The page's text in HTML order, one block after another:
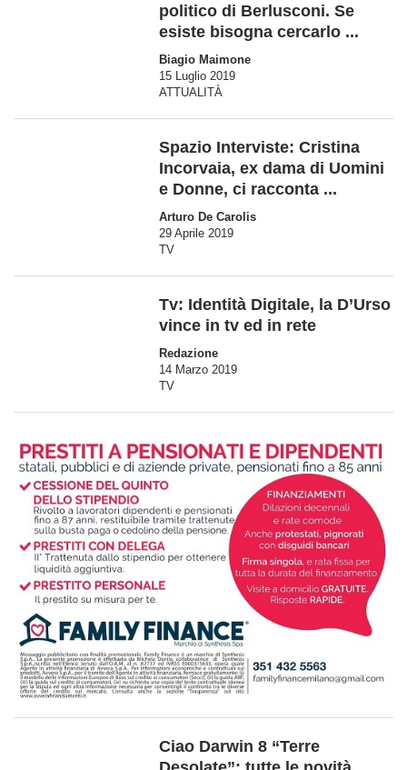
politico di Berlusconi. Se
esiste bisogna cercarlo ...
Biagio Maimone
15 Luglio 2019
ATTUALITÀ
Spazio Interviste: Cristina
Incorvaia, ex dama di Uomini
e Donne, ci racconta ...
Arturo De Carolis
29 Aprile 2019
TV
Tv: Identità Digitale, la D’Urso
vince in tv ed in rete
Redazione
14 Marzo 2019
TV
Ciao Darwin 8 “Terre